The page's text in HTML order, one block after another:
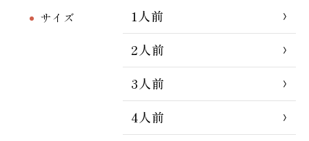
サイズ
1人前
2人前
3人前
4人前